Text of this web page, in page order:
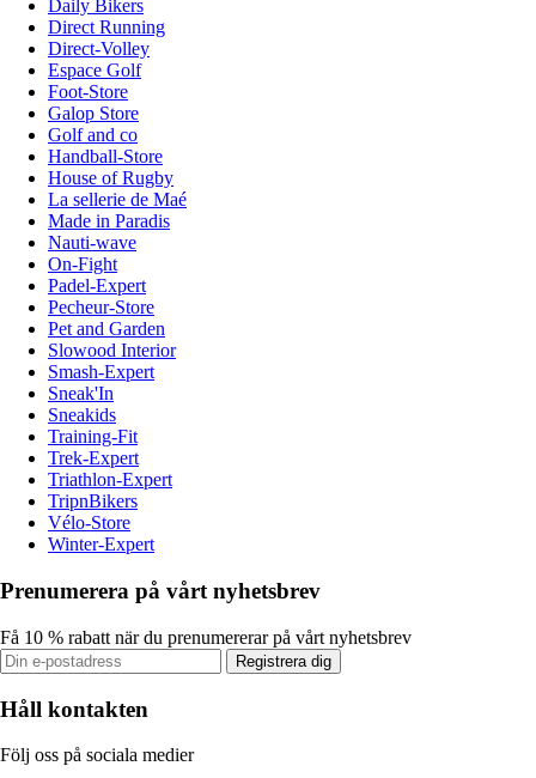
Daily Bikers
Direct Running
Direct-Volley
Espace Golf
Foot-Store
Galop Store
Golf and co
Handball-Store
House of Rugby
La sellerie de Maé
Made in Paradis
Nauti-wave
On-Fight
Padel-Expert
Pecheur-Store
Pet and Garden
Slowood Interior
Smash-Expert
Sneak'In
Sneakids
Training-Fit
Trek-Expert
Triathlon-Expert
TripnBikers
Vélo-Store
Winter-Expert
Prenumerera på vårt nyhetsbrev
Få 10 % rabatt när du prenumererar på vårt nyhetsbrev
Registrera dig
Håll kontakten
Följ oss på sociala medier